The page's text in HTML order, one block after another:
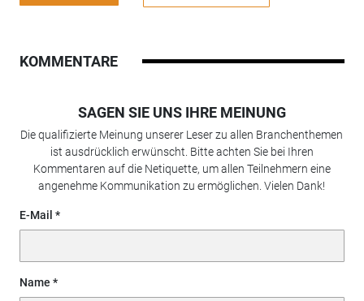
KOMMENTARE
SAGEN SIE UNS IHRE MEINUNG
Die qualifizierte Meinung unserer Leser zu allen Branchenthemen
ist ausdrücklich erwünscht. Bitte achten Sie bei Ihren
Kommentaren auf die Netiquette, um allen Teilnehmern eine
angenehme Kommunikation zu ermöglichen. Vielen Dank!
E-Mail
Name